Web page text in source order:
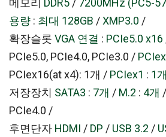
메모리 DDR5 / 7200MHz (PC5-
용량 : 최대 128GB /XMP3.0 /
확장슬롯 VGA 연결 : PCIe5.0 x16
PCIe5.0, PCIe4.0, PCIe3.0 /
PCIex16(at x4): 1개 / PCIex1 : 1개
저장장치 SATA3 : 7개 / M.2 : 4개 /
PCIe4.0 /
후면단자 HDMI / DP / USB 3.2 /